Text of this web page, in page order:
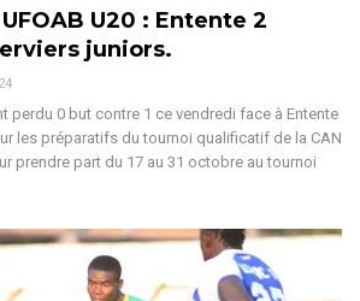
U20 : Entente 2
juniors.
perdu 0 but contre 1 ce vendredi face à Entente
les préparatifs du tournoi qualificatif de la CAN
prendre part du 17 au 31 octobre au tournoi